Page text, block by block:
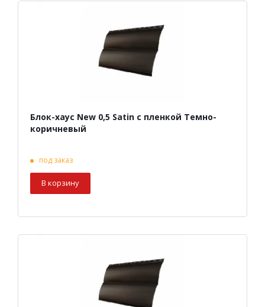
Блок-хаус New 0,5 Satin с пленкой Темно-
коричневый
под заказ
В корзину